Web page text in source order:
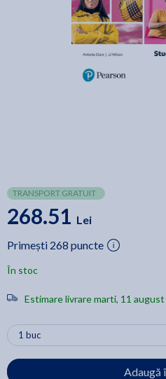
TRANSPORT GRATUIT
268.51 Lei
Primești 268 puncte
În stoc
Estimare livrare marti, 11 august
Adaugă